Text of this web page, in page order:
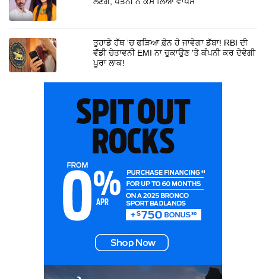
ਤੁਹਾਡੇ ਹੱਥ 'ਚ ਫੜਿਆ ਫ਼ੋਨ ਹੋ ਜਾਵੇਗਾ ਡੱਬਾ! RBI ਦੀ
ਵੱਡੀ ਚੇਤਾਵਨੀ EMI ਨਾ ਚੁਕਾਉਣ 'ਤੇ ਕੰਪਨੀ ਕਰ ਦੇਵੇਗੀ
ਪੂਰਾ ਲਾਕ!